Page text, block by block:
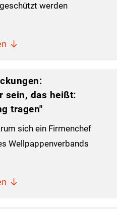
werden
sein, das heißt:
tragen"
sich ein Firmenchef
Wellpappenverbands